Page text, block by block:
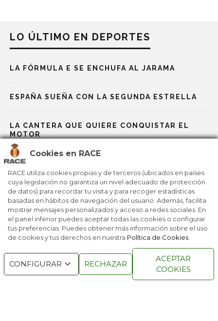
Cookies en RACE
RACE utiliza cookies propias y de terceros (ubicados en países
cuya legislación no garantiza un nivel adecuado de protección
de datos) para recordar tu visita y para recoger estadísticas
basadas en hábitos de navegación del usuario. Además, facilita
mostrar mensajes personalizados y acceso a redes sociales. En
el panel inferior puedes aceptar todas las cookies o configurar
tus preferencias. Puedes obtener más información sobre el uso
de cookies y tus derechos en nuestra Política de Cookies
CONFIGURAR RECHAZAR
ACEPTAR
COOKIES
LO ÚLTIMO EN DEPORTES
LA FÓRMULA E SE ENCHUFA AL JARAMA
ESPAÑA SUEÑA CON LA SEGUNDA ESTRELLA
LA CANTERA QUE QUIERE CONQUISTAR EL
MOTOR
LAS BAZAS ESPAÑOLAS EN LOS JJOO DE
MILÁN-CORTINA
MILANO CORTINA 2026: UN VIAJE POR 25 JJOO
TODOS LOS DERECHOS
RESERVADOS